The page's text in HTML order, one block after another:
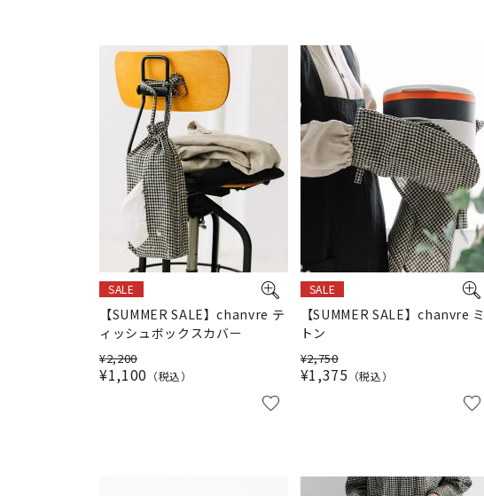
SALE
【SUMMER SALE】chanvre テ
ィッシュボックスカバー
¥2,200
¥1,100 税込
SALE
【SUMMER SALE】chanvre ミ
トン
¥2,750
¥1,375 税込